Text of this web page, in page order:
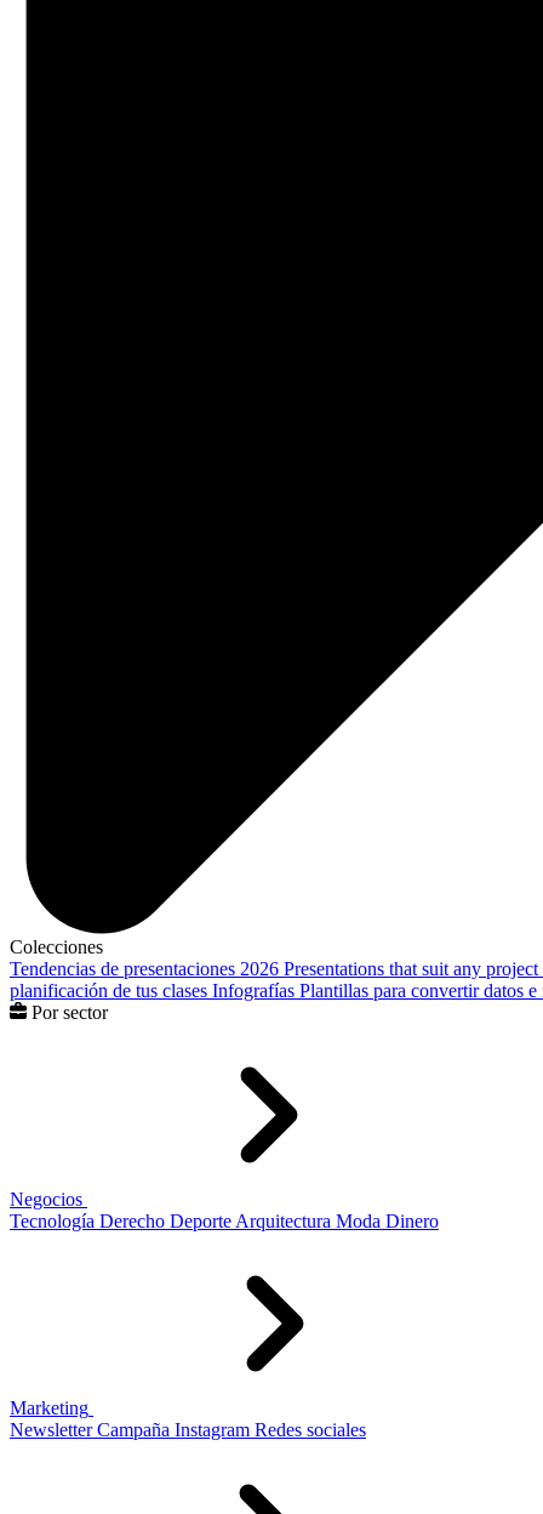
Colecciones
Tendencias de presentaciones 2026 Presentations that suit any project
planificación de tus clases Infografías Plantillas para convertir datos
Por sector
Negocios
Tecnología Derecho Deporte Arquitectura Moda Dinero
Marketing
Newsletter Campaña Instagram Redes sociales